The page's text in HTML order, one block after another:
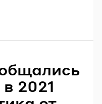
2021